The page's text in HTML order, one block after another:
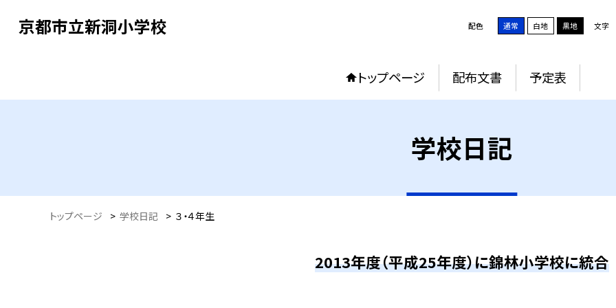
京都市立新洞小学校 配色 通常 白地 黒地 文字
トップページ 配布文書 予定表
学校日記
トップページ > 学校日記 > ３・４年生
2013年度（平成25年度）に錦林小学校に統合